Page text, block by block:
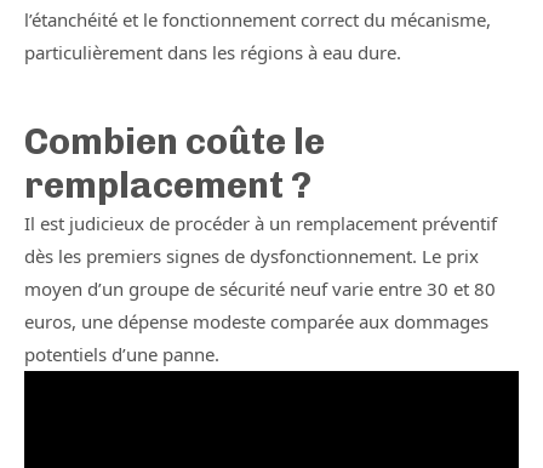
l’étanchéité et le fonctionnement correct du mécanisme,
particulièrement dans les régions à eau dure.
Combien coûte le
remplacement ?
Il est judicieux de procéder à un remplacement préventif
dès les premiers signes de dysfonctionnement. Le prix
moyen d’un groupe de sécurité neuf varie entre 30 et 80
euros, une dépense modeste comparée aux dommages
potentiels d’une panne.